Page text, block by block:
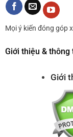
Mọi ý kiến đóng góp
Giới thiệu & thông
Giới